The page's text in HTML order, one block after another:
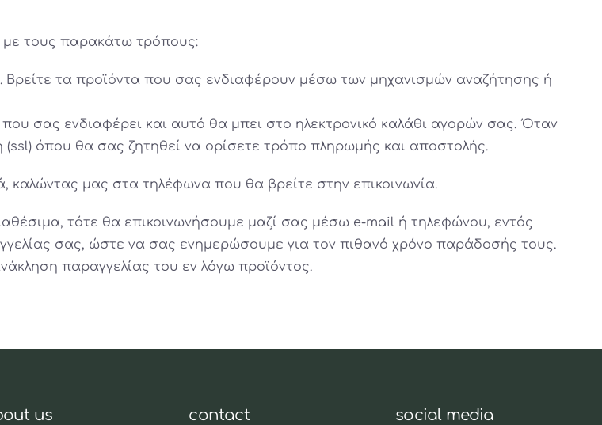
με τους παρακάτω τρόπους:
τα προϊόντα που σας ενδιαφέρουν μέσω των μηχανισμών αναζήτησης ή
σας ενδιαφέρει και αυτό θα μπει στο ηλεκτρονικό καλάθι αγορών σας. Όταν
όπου θα σας ζητηθεί να ορίσετε τρόπο πληρωμής και αποστολής.
μας στα τηλέφωνα που θα βρείτε στην επικοινωνία.
τότε θα επικοινωνήσουμε μαζί σας μέσω e-mail ή τηλεφώνου, εντός
σας, ώστε να σας ενημερώσουμε για τον πιθανό χρόνο παράδοσής τους.
παραγγελίας του εν λόγω προϊόντος.
us contact social media